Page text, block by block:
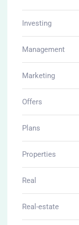
Investing
Management
Marketing
Offers
Plans
Properties
Real
Real-estate